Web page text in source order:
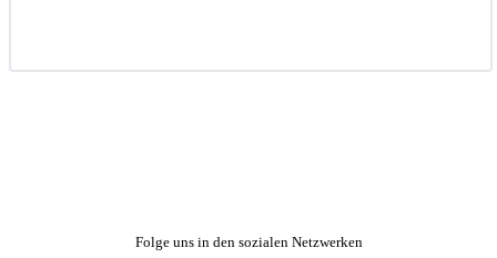
Folge uns in den sozialen Netzwerken